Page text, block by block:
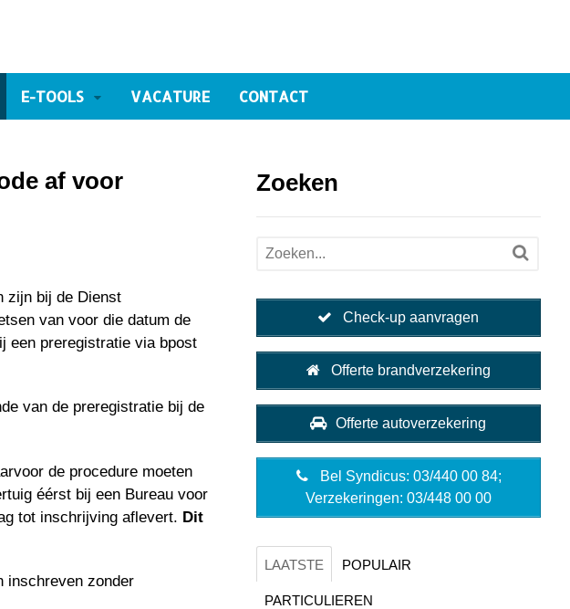
E-TOOLS VACATURE CONTACT
af voor
zijn bij de Dienst
van voor die datum de
een preregistratie via bpost
van de preregistratie bij de
de procedure moeten
éérst bij een Bureau voor
tot inschrijving aflevert. Dit
inschreven zonder
Zoeken
Check-up aanvragen
Offerte brandverzekering
Offerte autoverzekering
Bel Syndicus: 03/440 00 84;
Verzekeringen: 03/448 00 00
LAATSTE POPULAIR
PARTICULIEREN